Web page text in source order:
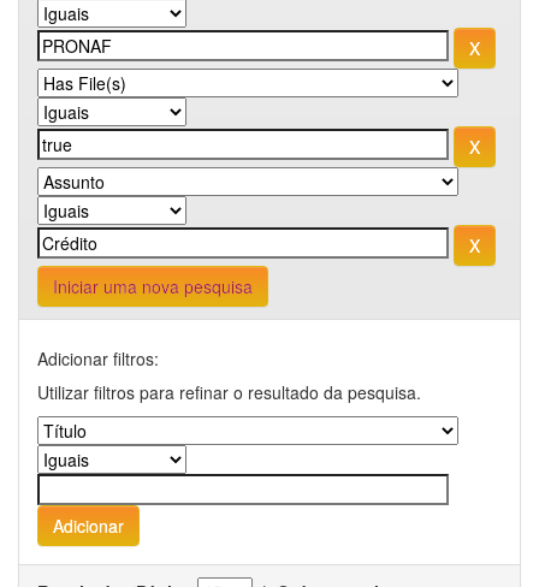
Iniciar uma nova pesquisa
Adicionar filtros:
Utilizar filtros para refinar o resultado da pesquisa.